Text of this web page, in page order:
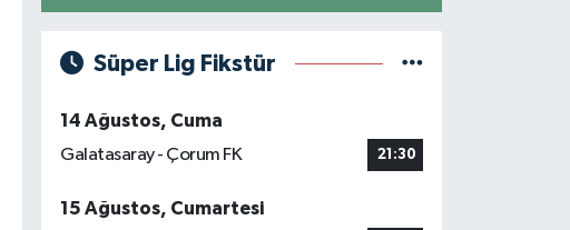
Süper Lig Fikstür
14 Ağustos, Cuma
Galatasaray - Çorum FK
21:30
15 Ağustos, Cumartesi